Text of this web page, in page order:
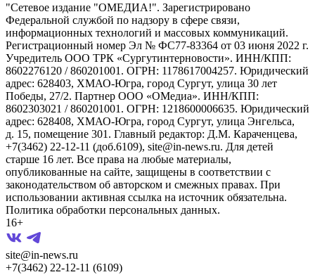
"Сетевое издание "ОМЕДИА!". Зарегистрировано
Федеральной службой по надзору в сфере связи,
информационных технологий и массовых коммуникаций.
Регистрационный номер Эл № ФС77-83364 от 03 июня 2022 г.
Учредитель ООО ТРК «Сургутинтерновости». ИНН/КПП:
8602276120 / 860201001. ОГРН: 1178617004257. Юридический
адрес: 628403, ХМАО-Югра, город Сургут, улица 30 лет
Победы, 27/2. Партнер ООО «ОМедиа». ИНН/КПП:
8602303021 / 860201001. ОГРН: 1218600006635. Юридический
адрес: 628408, ХМАО-Югра, город Сургут, улица Энгельса,
д. 15, помещение 301. Главный редактор: Д.М. Караченцева,
+7(3462) 22-12-11 (доб.6109), site@in-news.ru. Для детей
старше 16 лет. Все права на любые материалы,
опубликованные на сайте, защищены в соответствии с
законодательством об авторском и смежных правах. При
использовании активная ссылка на источник обязательна.
Политика обработки персональных данных.
16+
site@in-news.ru
+7(3462) 22-12-11 (6109)